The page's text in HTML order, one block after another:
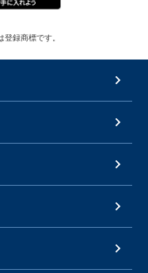
録商標です。